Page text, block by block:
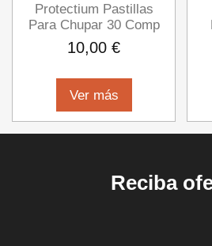
Protectium Pastillas
Para Chupar 30 Comp
10,00 €
Ver más
Reciba